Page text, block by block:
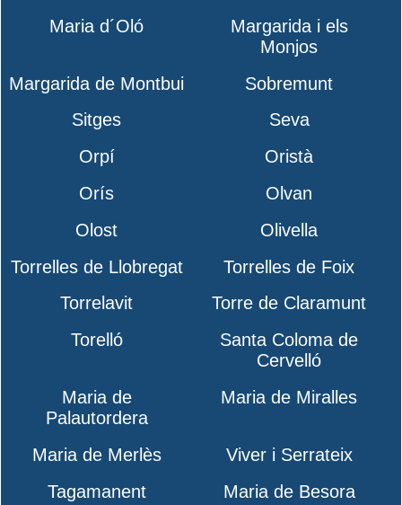
Maria d´Oló
Margarida i els
Monjos
Margarida de Montbui
Sobremunt
Sitges
Seva
Orpí
Oristà
Orís
Olvan
Olost
Olivella
Torrelles de Llobregat
Torrelles de Foix
Torrelavit
Torre de Claramunt
Torelló
Santa Coloma de
Cervelló
Maria de
Palautordera
Maria de Miralles
Maria de Merlès
Viver i Serrateix
Tagamanent
Maria de Besora